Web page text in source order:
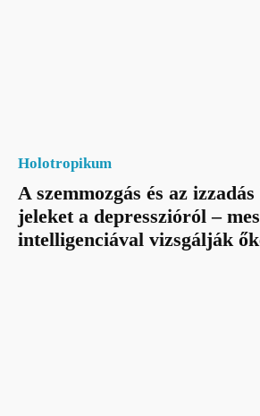
Holotropikum
A szemmozgás és az
jeleket a depresszióról –
intelligenciával vizsgálják